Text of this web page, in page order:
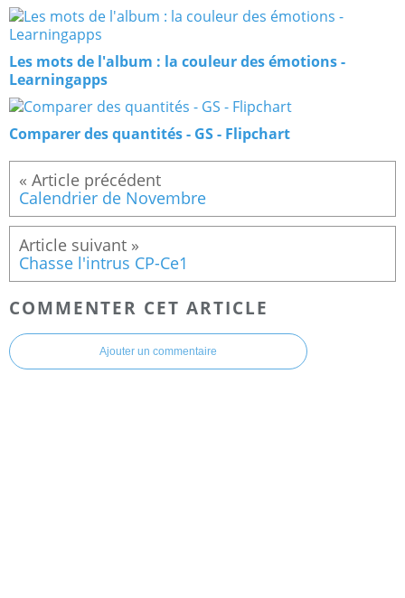
Les mots de l'album : la couleur des émotions -
Learningapps
Comparer des quantités - GS - Flipchart
Calendrier de Novembre
Chasse l'intrus CP-Ce1
COMMENTER CET ARTICLE
Ajouter un commentaire